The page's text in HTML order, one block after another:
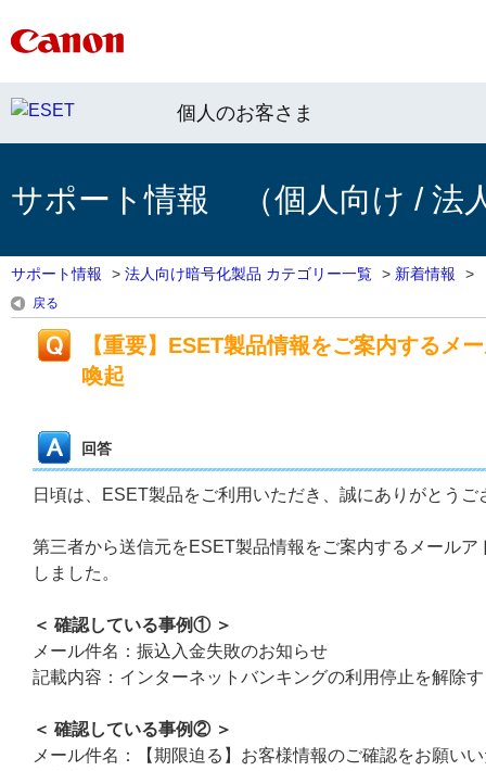
個人のお客さま
サポート情報 （個人向け / 法
サポート情報 > 法人向け暗号化製品 カテゴリー一覧 > 新着情報 >
戻る
【重要】ESET製品情報をご案内するメ
喚起
回答
日頃は、ESET製品をご利用いただき、誠にありがとうご
第三者から送信元をESET製品情報をご案内するメール
しました。
＜ 確認している事例① ＞
メール件名：振込入金失敗のお知らせ
記載内容：インターネットバンキングの利用停止を解除
＜ 確認している事例② ＞
メール件名：【期限迫る】お客様情報のご確認をお願い